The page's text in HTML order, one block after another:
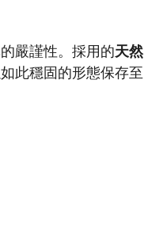
嚴謹性。採用的天然
此穩固的形態保存至